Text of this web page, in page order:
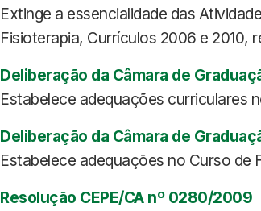
Extinge a essencialidade das
Fisioterapia, Currículos 2006 e 2010,
Deliberação da Câmara de
Estabelece adequações curriculares
Deliberação da Câmara de
Estabelece adequações no Curso de
Resolução CEPE/CA nº 0280/2009